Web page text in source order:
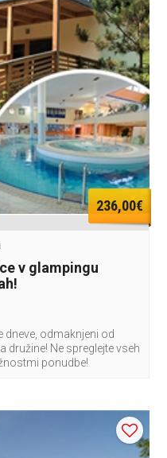
236,00€
v glampingu
dneve, odmaknjeni od
družine! Ne spreglejte vseh
ponudbe!